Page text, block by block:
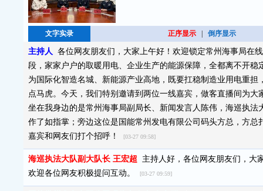
文字实录 正序显示 |倒序显示
主持人 各位网友朋友们，大家上午好！欢迎锁定常州海事局在
段，家家户户的取暖用电、企业生产的能源保障，全都离不开
为国际化智造名城、新能源产业高地，既要扛稳制造业用电重
点马虎。今天，我们特别邀请到两位一线嘉宾，做客直播间为
坐在我身边的是常州海事局副局长、新闻发言人陈伟，海巡执
作了如指掌；旁边这位是国能常州发电有限公司码头方总，方
嘉宾和网友们打个招呼！
[03-27 09:58]
海巡执法大队副大队长 王宏超 主持人好，各位网友朋友们，大
欢迎各位网友积极提问互动。
[03-27 09:59]